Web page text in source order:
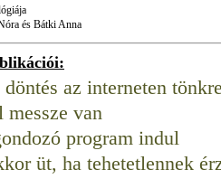
és Bátki Anna
az interneten
messze van
program indul
üt, ha tehetetlennek